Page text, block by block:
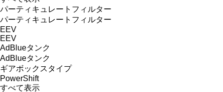
パーティキュレートフィルター
パーティキュレートフィルター
EEV
EEV
AdBlueタンク
AdBlueタンク
ギアボックスタイプ
PowerShift
すべて表示